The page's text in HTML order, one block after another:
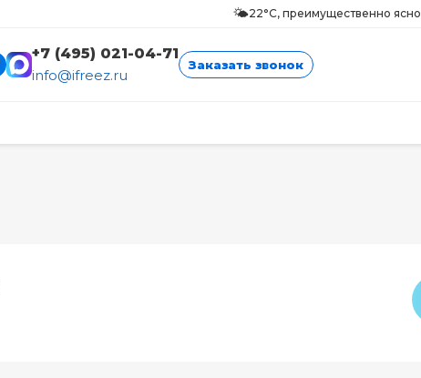
🌤️22°C, преимущественно ясно
+7 (495) 021-04-71
info@ifreez.ru
Заказать звонок